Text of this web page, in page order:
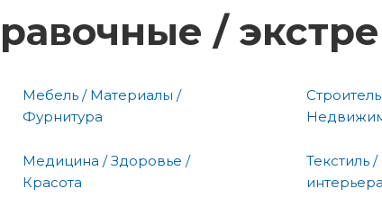
/
Мебель / Материалы /
Фурнитура
Медицина / Здоровье /
Красота
Текстиль
интерьера